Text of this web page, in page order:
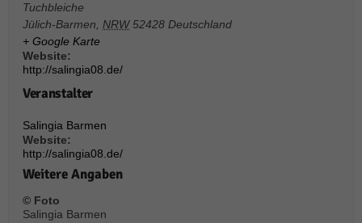
Tuchbleiche
Jülich-Barmen, NRW 52428 Deutschland
+ Google Karte
Website:
http://salingia08.de/
Veranstalter
Salingia Barmen
Website:
http://salingia08.de/
Weitere Angaben
© Foto
Salingia Barmen